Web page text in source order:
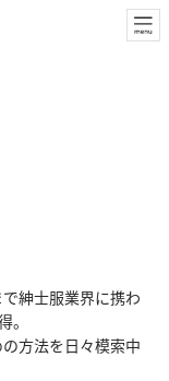
紳士服業界に携わ
。
方法を日々模索中